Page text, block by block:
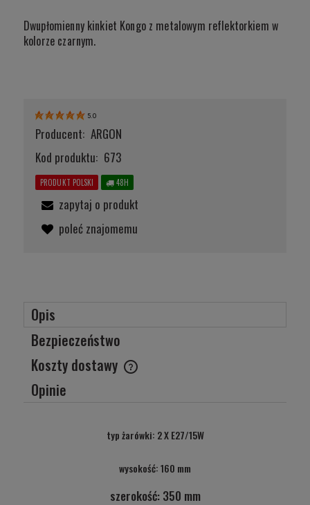
Dwupłomienny kinkiet Kongo z metalowym reflektorkiem w
kolorze czarnym.
5.0
Producent: ARGON
Kod produktu: 673
PRODUKT POLSKI 48H
zapytaj o produkt
poleć znajomemu
Opis
Bezpieczeństwo
Koszty dostawy
Cena nie zawiera ewentualnych kosztów płatności
Opinie
typ żarówki: 2 X E27/15W
wysokość: 160 mm
szerokość: 350 mm